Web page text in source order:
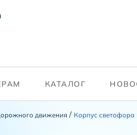
КАТАЛОГ
движения / Корпус светофора